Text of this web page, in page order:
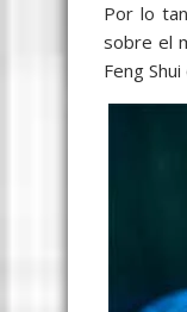
Por lo
sobre el
Feng